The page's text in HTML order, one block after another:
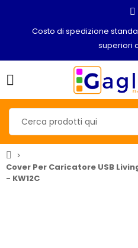
Costo di spedizione
superiori
Cover Per Caricatore USB
- KW12C